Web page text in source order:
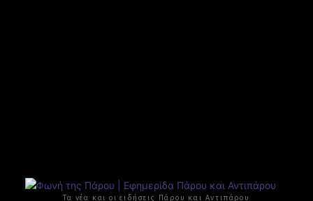
Τα νέα και οι ειδήσεις Πάρου και Αντιπάρου